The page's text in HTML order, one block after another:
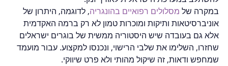
במקרה של מסלולים רפואיים בהונגריה, לדוגמה, היתרון של
אוניברסיטאות ותיקות ומוכרות טמון לא רק ברמה האקדמית
אלא גם בעובדה שיש היסטוריה ממשית של בוגרים ישראלים
שחזרו, השלימו את שלבי הרישוי, ונכנסו למקצוע. עבור מועמד
שמחפש ודאות, זה שיקול מהותי ולא פרט שיווקי.